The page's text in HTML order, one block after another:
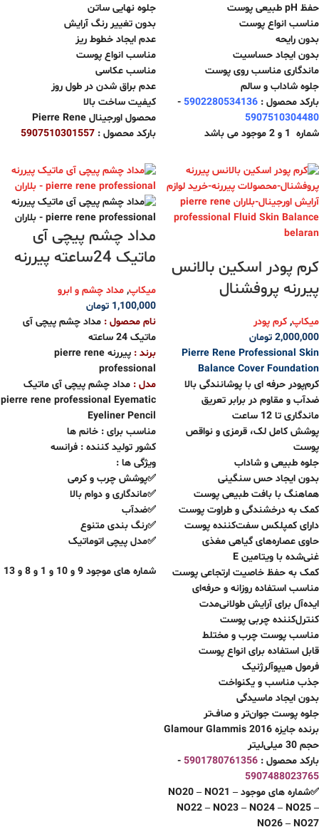
حفظ pH طبیعی پوست
مناسب انواع پوست
بدون رایحه
بدون ایجاد حساسیت
ماندگاری مناسب روی پوست
جلوه شاداب و سالم
بارکد محصول : 5902280534136
-
5907510304480
شماره 1 و 2 موجود می باشد
جلوه نهایی ساتن
بدون تغییر رنگ آرایش
عدم ایجاد خطوط ریز
مناسب انواع پوست
مناسب عکاسی
عدم براق شدن در طول روز
کیفیت ساخت بالا
محصول اورجینال Pierre Rene
بارکد محصول : 5907510301557
کرم پودر اسکین بالانس
پیررنه پروفشنال
میکاپ, کرم پودر
2,000,000 تومان
Pierre Rene Professional Skin
Balance Cover Foundation
کرم‌پودر حرفه ‌ای با پوشانندگی بالا
ضدآب و مقاوم در برابر تعریق
ماندگاری تا 12 ساعت
پوشش کامل لک، قرمزی و نواقص
پوست
جلوه طبیعی و شاداب
بدون ایجاد حس سنگینی
هماهنگ با بافت طبیعی پوست
کمک به درخشندگی و طراوت پوست
دارای کمپلکس سفت‌کننده پوست
حاوی عصاره‌های گیاهی مغذی
غنی‌شده با ویتامین E
کمک به حفظ خاصیت ارتجاعی پوست
مناسب استفاده روزانه و حرفه‌ای
ایده‌آل برای آرایش طولانی‌مدت
کنترل‌کننده چربی پوست
مناسب پوست چرب و مختلط
قابل استفاده برای انواع پوست
فرمول هیپوآلرژنیک
جذب مناسب و یکنواخت
بدون ایجاد ماسیدگی
جلوه پوست جوان‌تر و صاف‌تر
برنده جایزه Glamour Glammis 2016
حجم 30 میلی‌لیتر
بارکد محصول : 5901780761356
-
5907488023765
✅شماره های موجود NO20 – NO21 –
NO22 – NO23 – NO24 – NO25 –
NO26 – NO27
مداد چشم پیچی آی
ماتیک 24ساعته پیررنه
میکاپ, مداد چشم و ابرو
1,100,000 تومان
نام محصول : مداد چشم پیچی آی
ماتیک 24 ساعته
برند :
پیررنه pierre rene
professional
مدل : مداد چشم پیچی آی ماتیک
pierre rene professional Eyematic
Eyeliner Pencil
مناسب برای : خانم ها
کشور تولید کننده : فرانسه
ویژگی ها :
✅پوشش چرب و کرمی
✅ماندگاری و دوام بالا
✅ضدآب
✅رنگ بندی متنوع
✅مدل پیچی اتوماتیک
شماره های موجود 9 و 10 و 1 و 8 و 13